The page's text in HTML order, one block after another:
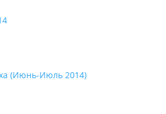
(Июнь-Июль 2014)